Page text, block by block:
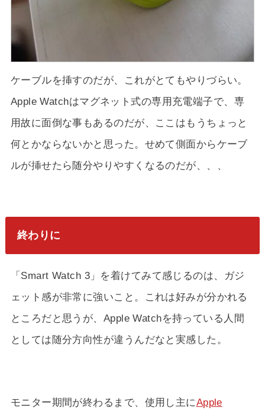
ケーブルを挿すのだが、これがとてもやりづらい。
Apple Watchはマグネット式の専用充電端子で、専
用故に面倒な事もあるのだが、ここはもうちょっと
何とかならないかと思った。せめて側面からケーブ
ルが挿せたら随分やりやすくなるのだが、、、
終わりに
「Smart Watch 3」を着けてみて感じるのは、ガジ
ェット感が非常に強いこと。これは好みが分かれる
ところだと思うが、Apple Watchを持っている人間
としては随分方向性が違うんだなと実感した。
モニター期間が終わるまで、使用し主にApple